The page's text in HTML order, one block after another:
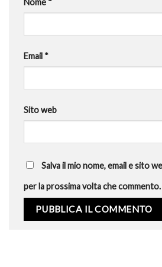
Nome *
Email *
Sito web
Salva il mio nome, email e sito
per la prossima volta che commento.